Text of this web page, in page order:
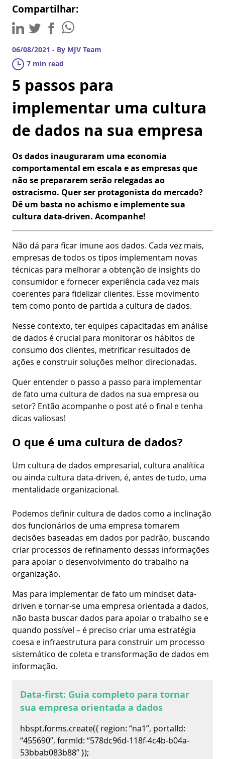
Compartilhar:
06/08/2021 - By MJV Team
7 min read
5 passos para
implementar uma cultura
de dados na sua empresa
Os dados inauguraram uma economia
comportamental em escala e as empresas que
não se prepararem serão relegadas ao
ostracismo. Quer ser protagonista do mercado?
Dê um basta no achismo e implemente sua
cultura data-driven. Acompanhe!
Não dá para ficar imune aos dados. Cada vez mais,
empresas de todos os tipos implementam novas
técnicas para melhorar a obtenção de insights do
consumidor e fornecer experiência cada vez mais
coerentes para fidelizar clientes. Esse movimento
tem como ponto de partida a cultura de dados.
Nesse contexto, ter equipes capacitadas em análise
de dados é crucial para monitorar os hábitos de
consumo dos clientes, metrificar resultados de
ações e construir soluções melhor direcionadas.
Quer entender o passo a passo para implementar
de fato uma cultura de dados na sua empresa ou
setor? Então acompanhe o post até o final e tenha
dicas valiosas!
O que é uma cultura de dados?
Um cultura de dados empresarial, cultura analítica
ou ainda cultura data-driven, é, antes de tudo, uma
mentalidade organizacional.
Podemos definir cultura de dados como a inclinação
dos funcionários de uma empresa tomarem
decisões baseadas em dados por padrão, buscando
criar processos de refinamento dessas informações
para apoiar o desenvolvimento do trabalho na
organização.
Mas para implementar de fato um mindset data-
driven e tornar-se uma empresa orientada a dados,
não basta buscar dados para apoiar o trabalho se e
quando possível – é preciso criar uma estratégia
coesa e infraestrutura para construir um processo
sistemático de coleta e transformação de dados em
informação.
Data-first: Guia completo para tornar
sua empresa orientada a dados
hbspt.forms.create({ region: “na1”, portalId:
“455690”, formId: “578dc96d-118f-4c4b-b04a-
53bbab083b88” });